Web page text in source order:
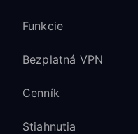
Funkcie
Bezplatná VPN
Cenník
Stiahnutia